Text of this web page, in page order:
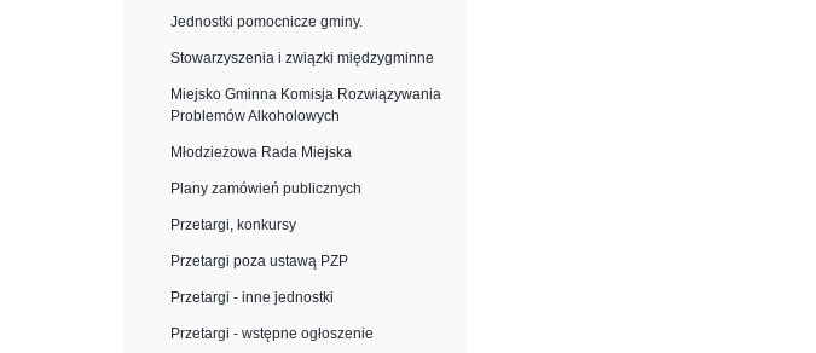
Jednostki pomocnicze gminy.
Stowarzyszenia i związki międzygminne
Miejsko Gminna Komisja Rozwiązywania
Problemów Alkoholowych
Młodzieżowa Rada Miejska
Plany zamówień publicznych
Przetargi, konkursy
Przetargi poza ustawą PZP
Przetargi - inne jednostki
Przetargi - wstępne ogłoszenie